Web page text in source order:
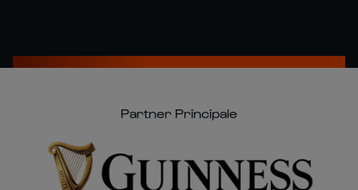
Partner Principale